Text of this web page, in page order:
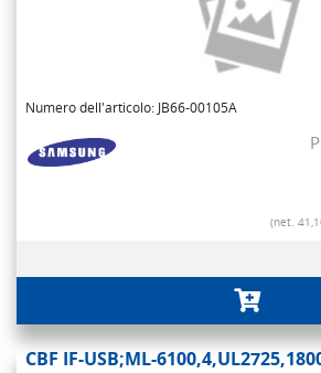
Numero dell'articolo: JB66-00105A
(net.
CBF IF-USB;ML-